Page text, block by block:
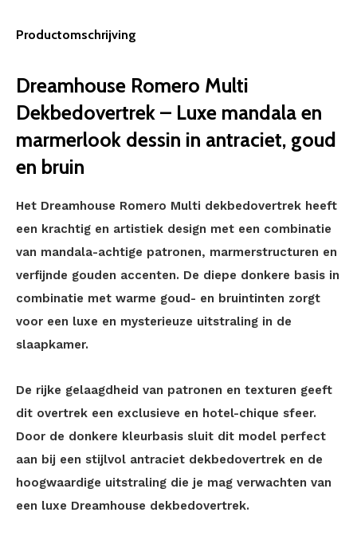
Productomschrijving
Dreamhouse Romero Multi
Dekbedovertrek – Luxe mandala en
marmerlook dessin in antraciet, goud
en bruin
Het Dreamhouse Romero Multi dekbedovertrek heeft
een krachtig en artistiek design met een combinatie
van mandala-achtige patronen, marmerstructuren en
verfijnde gouden accenten. De diepe donkere basis in
combinatie met warme goud- en bruintinten zorgt
voor een luxe en mysterieuze uitstraling in de
slaapkamer.
De rijke gelaagdheid van patronen en texturen geeft
dit overtrek een exclusieve en hotel-chique sfeer.
Door de donkere kleurbasis sluit dit model perfect
aan bij een stijlvol antraciet dekbedovertrek en de
hoogwaardige uitstraling die je mag verwachten van
een luxe Dreamhouse dekbedovertrek.